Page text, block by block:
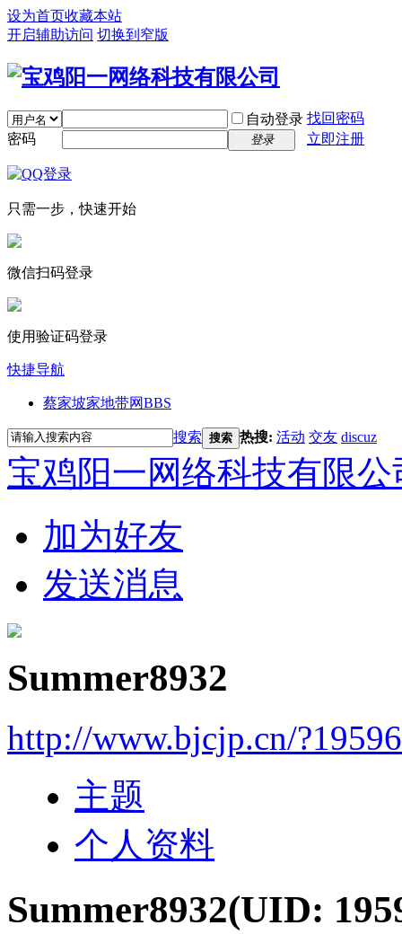
设为首页收藏本站
开启辅助访问 切换到窄版
自动登录 找回密码
密码
登录 立即注册
只需一步，快速开始
微信扫码登录
使用验证码登录
快捷导航
蔡家坡家地带网BBS
搜索 搜索 热搜: 活动 交友 discuz
宝鸡阳一网络科技有限公
加为好友
发送消息
Summer8932
http://www.bjcjp.cn/
主题
个人资料
Summer8932(UID: